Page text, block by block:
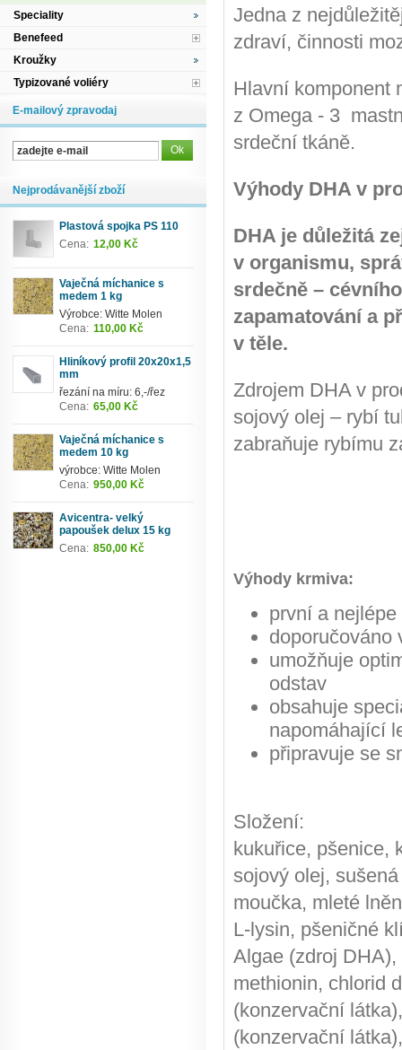
Jedna z
zdraví, činnosti
Hlavní komponent
z Omega - 3
srdeční tkáně.
Výhody DHA v
DHA je důležitá
v organismu,
srdečně –
zapamatování a
v těle.
Zdrojem DHA v
sojový olej – rybí
zabraňuje rybímu
Výhody krmiva:
první a
doporučováno
umožňuje
odstav
obsahuje
napomáhající
připravuje se
Složení:
kukuřice, pšenice,
sojový olej,
moučka, mleté
L-lysin, pšeničné
Algae (zdroj
methionin, chlorid
(konzervační
(konzervační
Speciality
Benefeed
Kroužky
Typizované voliéry
E-mailový zpravodaj
Nejprodávanější zboží
Plastová spojka PS 110
Cena: 12,00 Kč
Vaječná míchanice s
medem 1 kg
Výrobce: Witte Molen
Cena: 110,00 Kč
Hliníkový profil 20x20x1,5
mm
řezání na míru: 6,-/řez
Cena: 65,00 Kč
Vaječná míchanice s
medem 10 kg
výrobce: Witte Molen
Cena: 950,00 Kč
Avicentra- velký
papoušek delux 15 kg
Cena: 850,00 Kč